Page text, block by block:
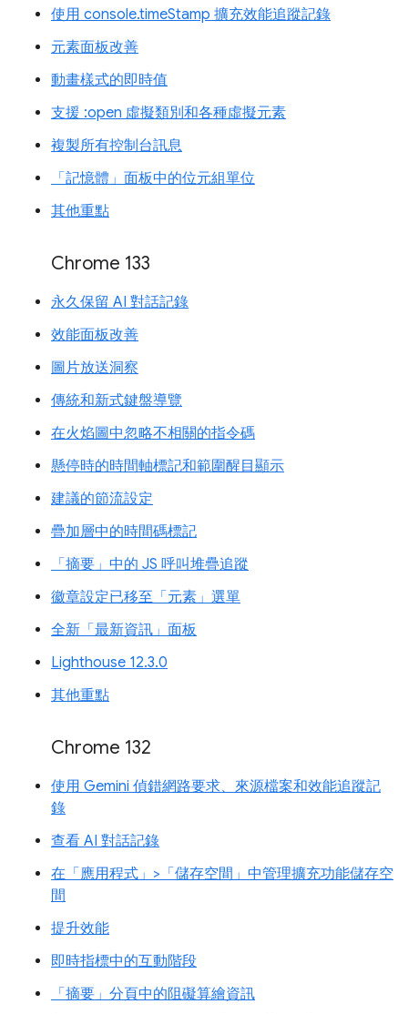
使用 console.timeStamp 擴充效能追蹤記錄
元素面板改善
動畫樣式的即時值
支援 :open 虛擬類別和各種虛擬元素
複製所有控制台訊息
「記憶體」面板中的位元組單位
其他重點
Chrome 133
永久保留 AI 對話記錄
效能面板改善
圖片放送洞察
傳統和新式鍵盤導覽
在火焰圖中忽略不相關的指令碼
懸停時的時間軸標記和範圍醒目顯示
建議的節流設定
疊加層中的時間碼標記
「摘要」中的 JS 呼叫堆疊追蹤
徽章設定已移至「元素」選單
全新「最新資訊」面板
Lighthouse 12.3.0
其他重點
Chrome 132
使用 Gemini 偵錯網路要求、來源檔案和效能追蹤記
錄
查看 AI 對話記錄
在「應用程式」>「儲存空間」中管理擴充功能儲存空
間
提升效能
即時指標中的互動階段
「摘要」分頁中的阻礙算繪資訊